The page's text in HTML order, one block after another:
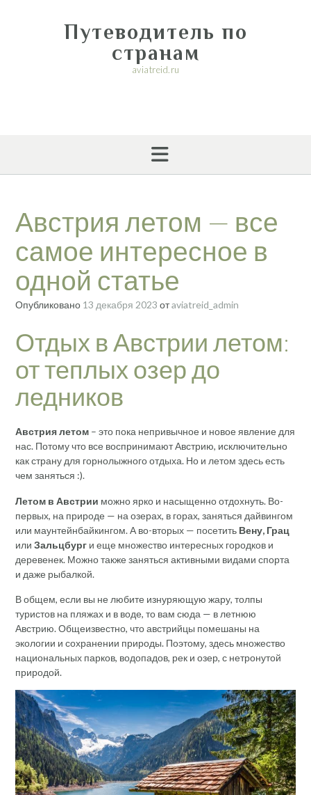
Путеводитель по
странам
aviatreid.ru
Австрия летом — все
самое интересное в
одной статье
Опубликовано 13 декабря 2023 отaviatreid_admin
Отдых в Австрии летом:
от теплых озер до
ледников
Австрия летом – это пока непривычное и новое явление для
нас. Потому что все воспринимают Австрию, исключительно
как страну для горнолыжного отдыха. Но и летом здесь есть
чем заняться :).
Летом в Австрии можно ярко и насыщенно отдохнуть. Во-
первых, на природе — на озерах, в горах, заняться дайвингом
или маунтейнбайкингом. А во-вторых — посетить Вену, Грац
или Зальцбург и еще множество интересных городков и
деревенек. Можно также заняться активными видами спорта
и даже рыбалкой.
В общем, если вы не любите изнуряющую жару, толпы
туристов на пляжах и в воде, то вам сюда — в летнюю
Австрию. Общеизвестно, что австрийцы помешаны на
экологии и сохранении природы. Поэтому, здесь множество
национальных парков, водопадов, рек и озер, с нетронутой
природой.